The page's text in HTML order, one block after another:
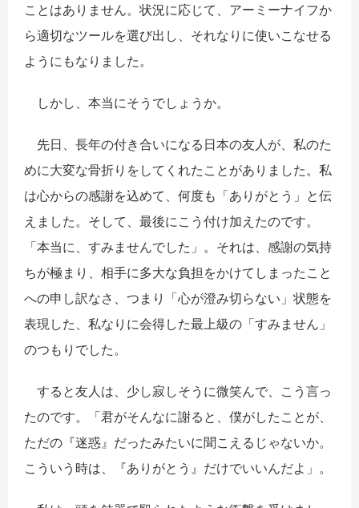
ことはありません。状況に応じて、アーミーナイフか
ら適切なツールを選び出し、それなりに使いこなせる
ようにもなりました。
​しかし、本当にそうでしょうか。
​ 先日、長年の付き合いになる日本の友人が、私のた
めに大変な骨折りをしてくれたことがありました。私
は心からの感謝を込めて、何度も「ありがとう」と伝
えました。そして、最後にこう付け加えたのです。
「本当に、すみませんでした」。それは、感謝の気持
ちが極まり、相手に多大な負担をかけてしまったこと
への申し訳なさ、つまり「心が澄み切らない」状態を
表現した、私なりに会得した最上級の「すみません」
のつもりでした。
すると友人は、少し寂しそうに微笑んで、こう言っ
たのです。「君がそんなに謝ると、僕がしたことが、
ただの『迷惑』だったみたいに聞こえるじゃないか。
こういう時は、『ありがとう』だけでいいんだよ」。